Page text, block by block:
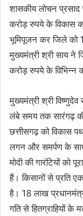
शासकीय लोचन प्रसाद
करोड़ रुपये के विकास
भूमिपूजन कर जिले को
मुख्यमंत्री श्री साय ने
करोड़ रुपये के विभिन्न
मुख्यमंत्री श्री
लंबे समय तक सारंगढ़
छत्तीसगढ़ को विकास
लगन और समर्पण के साथ
मोदी की गारंटियों को
हैं। किसानों से प्रति
है। 18 लाख
गति से हितग्राहियों के